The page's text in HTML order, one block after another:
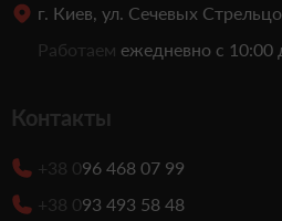
г. Киев, ул. Сечевых
Работаем ежедневно с 10:00
Контакты
+38 096 468 07 99
+38 093 493 58 48